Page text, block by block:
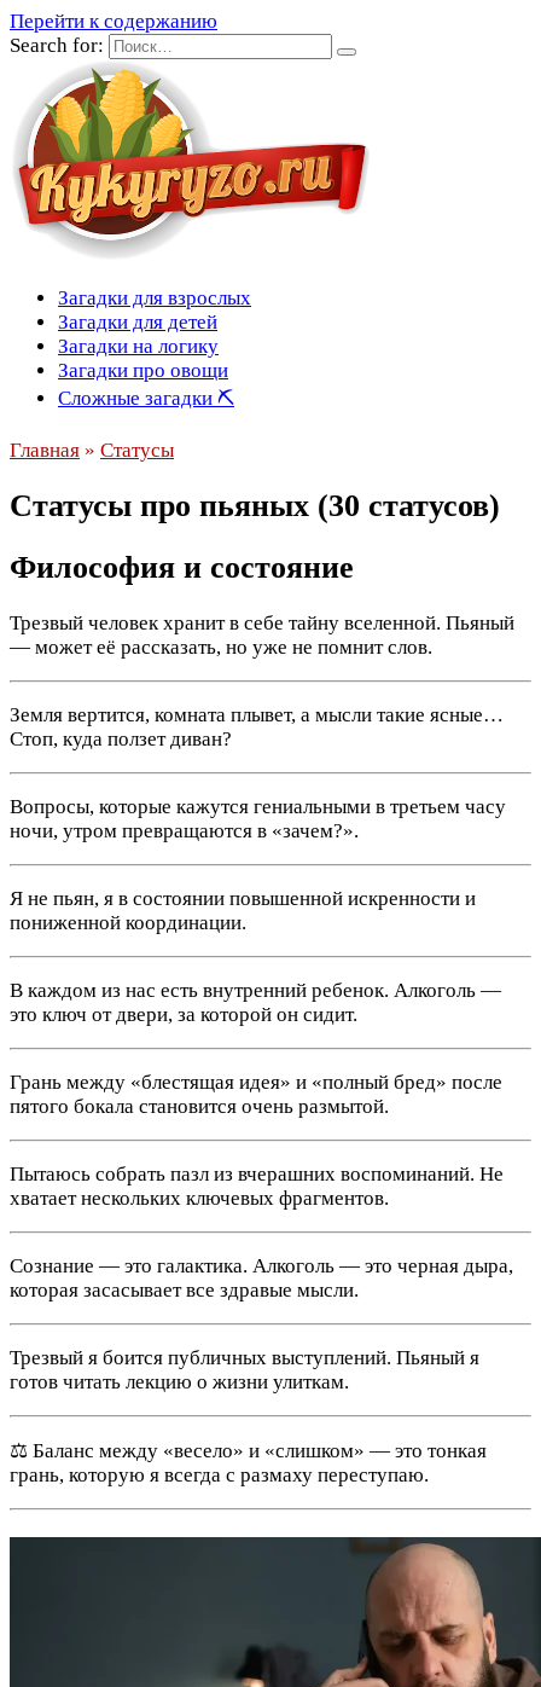
Перейти к содержанию
Search for:
Загадки для взрослых
Загадки для детей
Загадки на логику
Загадки про овощи
Сложные загадки ⛏
Главная » Статусы
Статусы про пьяных (30 статусов)
Философия и состояние
Трезвый человек хранит в себе тайну вселенной. Пьяный
— может её рассказать, но уже не помнит слов.
Земля вертится, комната плывет, а мысли такие ясные…
Стоп, куда ползет диван?
Вопросы, которые кажутся гениальными в третьем часу
ночи, утром превращаются в «зачем?».
Я не пьян, я в состоянии повышенной искренности и
пониженной координации.
В каждом из нас есть внутренний ребенок. Алкоголь —
это ключ от двери, за которой он сидит.
Грань между «блестящая идея» и «полный бред» после
пятого бокала становится очень размытой.
Пытаюсь собрать пазл из вчерашних воспоминаний. Не
хватает нескольких ключевых фрагментов.
Сознание — это галактика. Алкоголь — это черная дыра,
которая засасывает все здравые мысли.
Трезвый я боится публичных выступлений. Пьяный я
готов читать лекцию о жизни улиткам.
⚖️ Баланс между «весело» и «слишком» — это тонкая
грань, которую я всегда с размаху переступаю.